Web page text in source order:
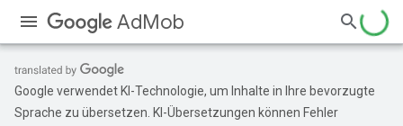
AdMob
Google verwendet KI-Technologie, um Inhalte in Ihre bevorzugte
Sprache zu übersetzen. KI-Übersetzungen können Fehler